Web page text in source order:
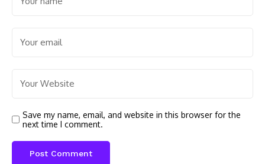
Save my name, email, and website in this browser for the
next time I comment.